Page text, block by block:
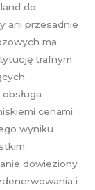
do
ani przesadnie
ma
trafnym
cenami
wyniku
dowieziony
i